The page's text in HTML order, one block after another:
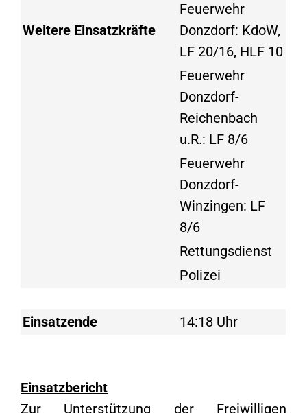
Weitere Einsatzkräfte
Feuerwehr
Donzdorf: KdoW,
LF 20/16, HLF 10
Feuerwehr
Donzdorf-
Reichenbach
u.R.: LF 8/6
Feuerwehr
Donzdorf-
Winzingen: LF
8/6
Rettungsdienst
Polizei
Einsatzende 14:18 Uhr
Einsatzbericht
Zur Unterstützung der Freiwilligen